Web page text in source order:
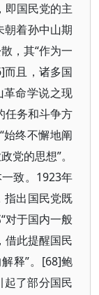
即国民党的主
朝着孙中山期
，其“作为一
而且，诸多国
革命学说之现
任务和斗争方
始终不懈地阐
党的思想”。
致。1923年
指出国民党既
对于国内一般
借此提醒国民
释”。[68]鲍
起了部分国民